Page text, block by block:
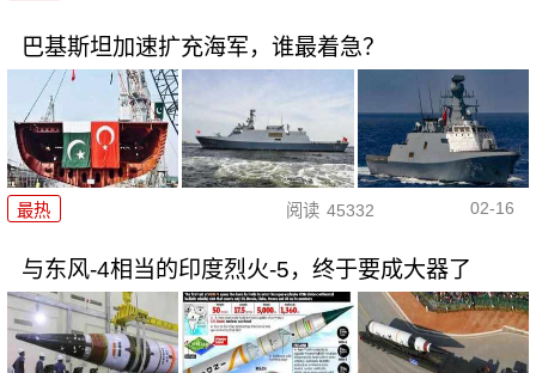
巴基斯坦加速扩充海军，谁最着急？
最热 阅读 45332 02-16
与东风-4相当的印度烈火-5，终于要成大器了